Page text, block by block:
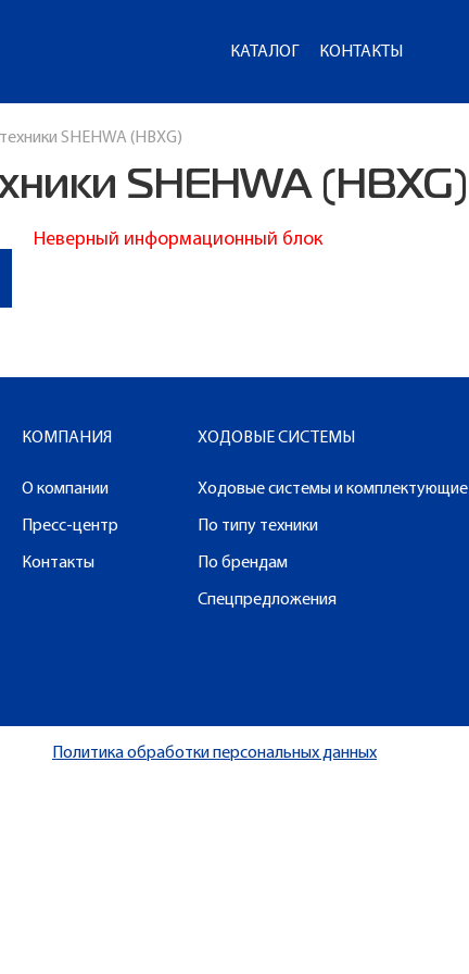
КАТАЛОГ КОНТАКТЫ
SHEHWA (HBXG)
SHEHWA (HBXG)
Неверный информационный блок
КОМПАНИЯ
О компании
Пресс-центр
Контакты
ХОДОВЫЕ СИСТЕМЫ
Ходовые системы и комплектующие
По типу техники
По брендам
Спецпредложения
Политика обработки персональных данных